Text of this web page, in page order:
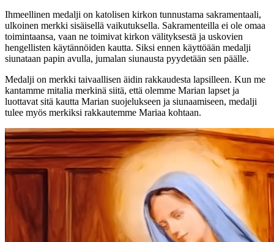
Ihmeellinen medalji on katolisen kirkon tunnustama sakramentaali,
ulkoinen merkki sisäisellä vaikutuksella. Sakramenteilla ei ole omaa
toimintaansa, vaan ne toimivat kirkon välityksestä ja uskovien
hengellisten käytännöiden kautta. Siksi ennen käyttöään medalji
siunataan papin avulla, jumalan siunausta pyydetään sen päälle.
Medalji on merkki taivaallisen äidin rakkaudesta lapsilleen. Kun me
kantamme mitalia merkinä siitä, että olemme Marian lapset ja
luottavat sitä kautta Marian suojelukseen ja siunaamiseen, medalji
tulee myös merkiksi rakkautemme Mariaa kohtaan.